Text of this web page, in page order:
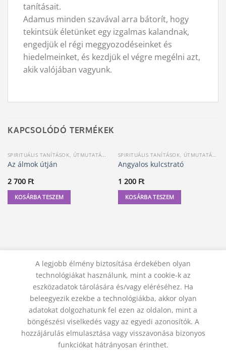
tanításait.
Adamus minden szavával arra bátorít, hogy
tekintsük életünket egy izgalmas kalandnak,
engedjük el régi meggyozodéseinket és
hiedelmeinket, és kezdjük el végre megélni azt,
akik valójában vagyunk.
KAPCSOLÓDÓ TERMÉKEK
SPIRITUÁLIS TANÍTÁSOK, ÚTMUTATÁSOK
Az álmok útján
2 700 Ft
KOSÁRBA TESZEM
SPIRITUÁLIS TANÍTÁSOK, ÚTMUTATÁSOK
Angyalos kulcstrató
1 200 Ft
KOSÁRBA TESZEM
KAPCSOLAT ADATVÉDELMI NYILATKOZAT
ÁSZF
JOGI NYILATKOZAT
SZÁLLÍTÁSI FELTÉTELEK
ELÁLLÁS A SZERZŐDÉSTŐL
© 2012 - 2026 Trigon 9000 Kft.
A legjobb élmény biztosítása érdekében olyan
technológiákat használunk, mint a cookie-k az
eszközadatok tárolására és/vagy eléréséhez. Ha
beleegyezik ezekbe a technológiákba, akkor olyan
adatokat dolgozhatunk fel ezen az oldalon, mint a
böngészési viselkedés vagy az egyedi azonosítók. A
hozzájárulás elmulasztása vagy visszavonása bizonyos
funkciókat hátrányosan érinthet.